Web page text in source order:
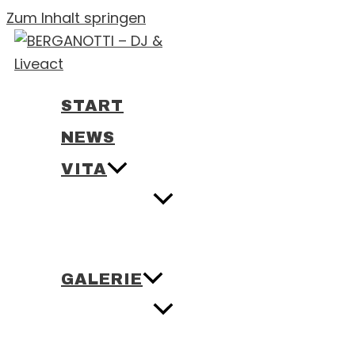
Zum Inhalt springen
START
NEWS
VITA
GALERIE